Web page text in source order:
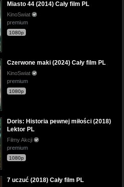
Miasto 44 (2014) Cały film PL
KinoSwiat
premium
1080p
Czerwone maki (2024) Cały film PL
KinoSwiat
premium
1080p
Doris: Historia pewnej miłości (2018)
Lektor PL
Filmy Akcji
premium
1080p
7 uczuć (2018) Cały film PL